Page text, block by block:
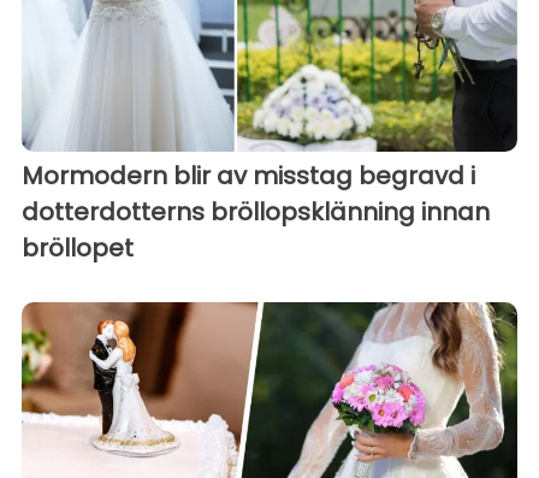
Mormodern blir av misstag begravd i
dotterdotterns bröllopsklänning innan
bröllopet